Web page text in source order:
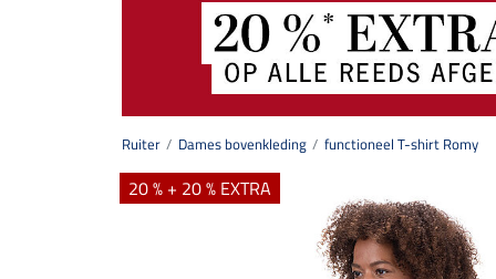
Ruiter Dames bovenkleding functioneel T-shirt Romy
20 % + 20 % EXTRA